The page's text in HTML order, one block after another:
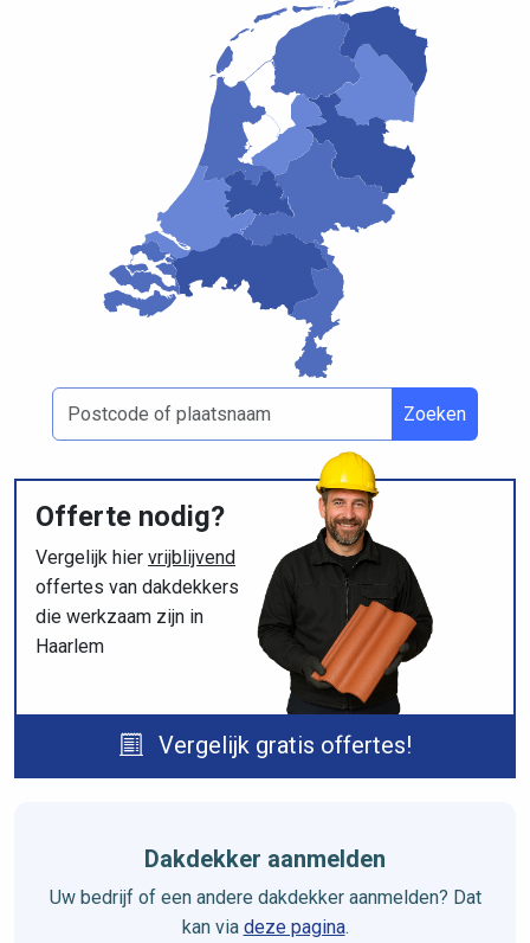
Zoeken
Offerte nodig?
Vergelijk hier vrijblijvend
offertes van dakdekkers
die werkzaam zijn in
Haarlem
Vergelijk gratis offertes!
Dakdekker aanmelden
Uw bedrijf of een andere dakdekker aanmelden? Dat
kan via deze pagina.